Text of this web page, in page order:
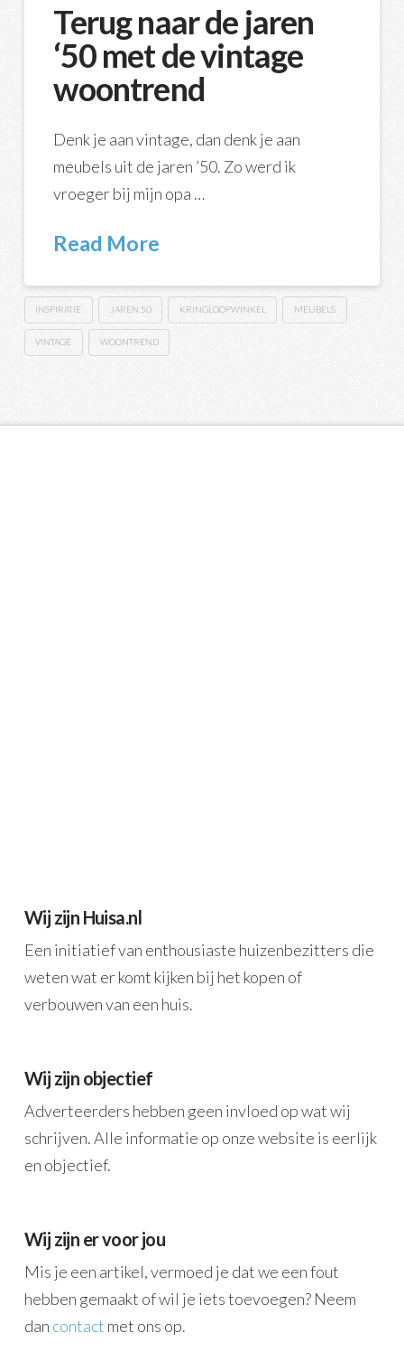
Terug naar de jaren
‘50 met de vintage
woontrend
Denk je aan vintage, dan denk je aan
meubels uit de jaren ’50. Zo werd ik
vroeger bij mijn opa …
Read More
INSPIRATIE JAREN 50 KRINGLOOPWINKEL MEUBELS
VINTAGE WOONTREND
Wij zijn Huisa.nl
Een initiatief van enthousiaste huizenbezitters die
weten wat er komt kijken bij het kopen of
verbouwen van een huis.
Wij zijn objectief
Adverteerders hebben geen invloed op wat wij
schrijven. Alle informatie op onze website is eerlijk
en objectief.
Wij zijn er voor jou
Mis je een artikel, vermoed je dat we een fout
hebben gemaakt of wil je iets toevoegen? Neem
dan contact met ons op.